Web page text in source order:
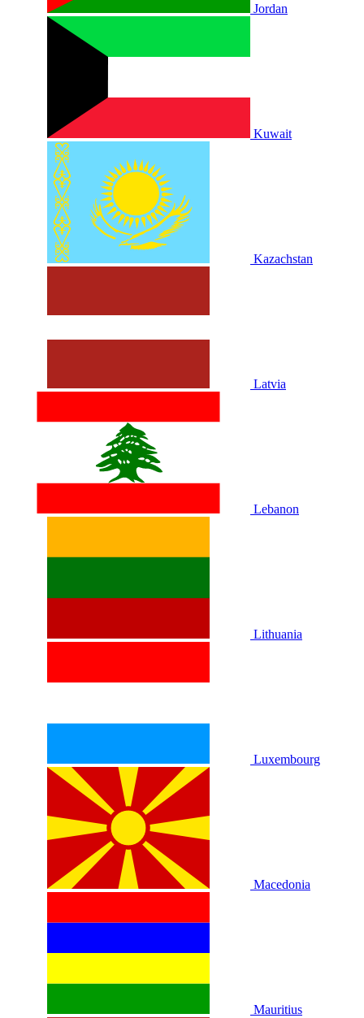
Jordan
Kuwait
Kazachstan
Latvia
Lebanon
Lithuania
Luxembourg
Macedonia
Mauritius